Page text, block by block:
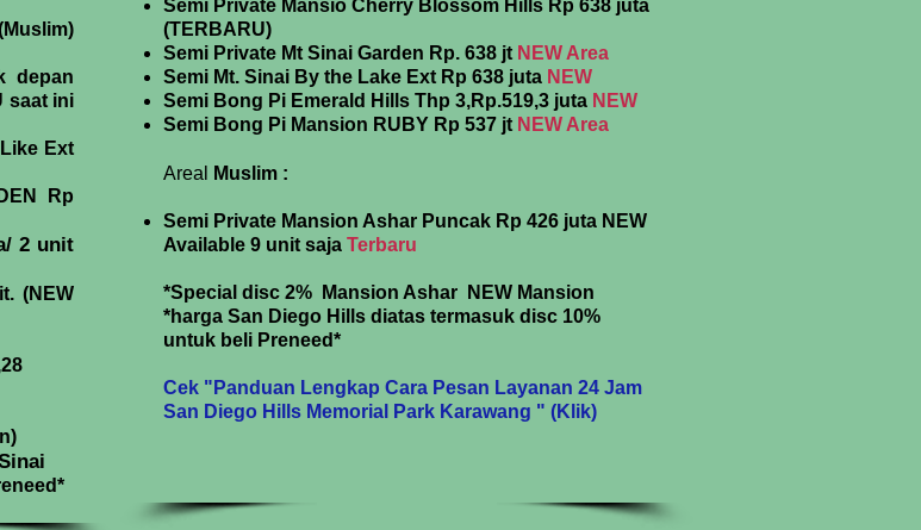
depan
saat ini
Ext
Rp
2 unit
(NEW
Semi Private Mansio Cherry Blossom Hills Rp 638 juta
(TERBARU)
Semi Private Mt Sinai Garden Rp. 638 jt NEW Area
Semi Mt. Sinai By the Lake Ext Rp 638 juta NEW
Semi Bong Pi Emerald Hills Thp 3,Rp.519,3 juta NEW
Semi Bong Pi Mansion RUBY Rp 537 jt NEW Area
Areal Muslim :
Semi Private Mansion Ashar Puncak Rp 426 juta NEW
Available 9 unit saja Terbaru
*Special disc 2% Mansion Ashar NEW Mansion
*harga San Diego Hills diatas termasuk disc 10%
untuk beli Preneed*​
Cek "Panduan Lengkap Cara Pesan Layanan 24 Jam
San Diego Hills Memorial Park Karawang " (Klik)